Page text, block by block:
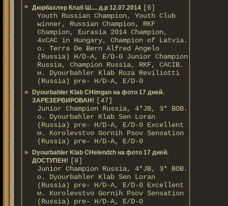
Дюрбахлер Клаб Ш.... д.р 12.07.2014 [6]
Youth Russian Champion, Youth Club
winner, Russian Champion, RKF
Champion, Eurasia 2014 Champion,
4xCAC in Hungary, Champion of Latvia.
о. Terra De Bern Alfred Angelo
(Russia) H/D-A, E/D-0 Junior Champion
Russia, Champion Russia, RKF, CACIB.
м. Dyourbahler Klab Roza Reviliotti
(Russia) pre- H/D-A, E/D-0
Dyourbahler Klab CHimgan на фото 17 дней.
ЗАРЕЗЕРВИРОВАН!
[47]
Junior Champion Russia, 4*JB, 3* BOB.
о. Dyourbahler Klab Sen Loran
(Russia) pre- H/D-A, E/D-0 Excellent
м. Korolevstvo Gornih Psov Sensation
(Russia) pre- H/D-A, E/D-0
Dyourbahler Klab CHelendzh на фото 17 дней.
ДОСТУПЕН!
[8]
Junior Champion Russia, 4*JB, 3* BOB.
о. Dyourbahler Klab Sen Loran
(Russia) pre- H/D-A, E/D-0 Excellent
м. Korolevstvo Gornih Psov Sensation
(Russia) pre- H/D-A, E/D-0